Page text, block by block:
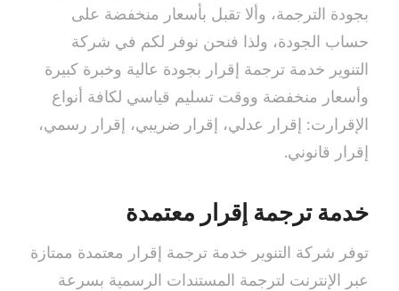
بجودة الترجمة، وألا تقبل بأسعار منخفضة على
حساب الجودة، ولذا فنحن نوفر لكم في شركة
التنوير خدمة ترجمة إقرار بجودة عالية وخبرة كبيرة
وأسعار منخفضة ووقت تسليم قياسي لكافة أنواع
الإقرارت: إقرار عدلي، إقرار ضريبي، إقرار رسمي،
إقرار قانوني.
خدمة ترجمة إقرار معتمدة
توفر شركة التنوير خدمة ترجمة إقرار معتمدة ممتازة
عبر الإنترنت لترجمة المستندات الرسمية بسرعة